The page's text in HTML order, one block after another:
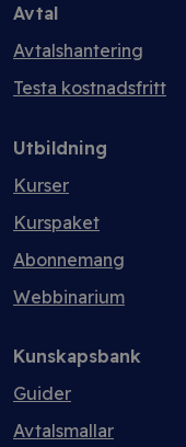
Avtal
Avtalshantering
Testa kostnadsfritt
Utbildning
Kurser
Kurspaket
Abonnemang
Webbinarium
Kunskapsbank
Guider
Avtalsmallar